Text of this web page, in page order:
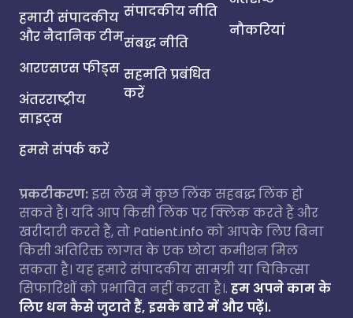
हमारी संपादकीय
और नैदानिक टीम
आरएसएस फीड्स
अंतरराष्ट्रीय
साइट्स
हमसे संपर्क करें
संपादकीय नीति
संबद्ध नीति
सहमति प्रबंधित
करें
नौकरियां
प्रकटीकरण:इस लेख में कुछ लिंक सहबद्ध लिंक हो
सकते हैं। यदि आप किसी लिंक पर क्लिक करते हैं और
खरीदारी करते हैं, तो Patient.info को आपके लिए बिना
किसी अतिरिक्त लागत के एक छोटा कमीशन मिल
सकता है। यह हमारे संपादकीय सामग्री या चिकित्सा
सिफारिशों को प्रभावित नहीं करता है।. हम अपने काम के
लिए धन कैसे जुटाते हैं, इसके बारे में और पढ़ें।.